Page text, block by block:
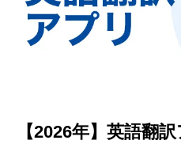
【2026年】英語翻